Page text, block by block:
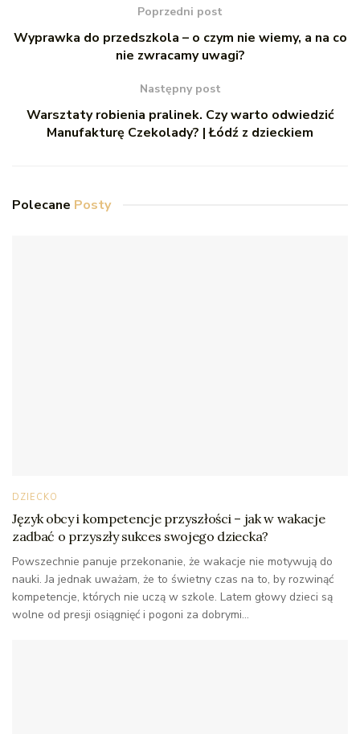
Poprzedni post
Wyprawka do przedszkola – o czym nie wiemy, a na co
nie zwracamy uwagi?
Następny post
Warsztaty robienia pralinek. Czy warto odwiedzić
Manufakturę Czekolady? | Łódź z dzieckiem
Polecane Posty
DZIECKO
Język obcy i kompetencje przyszłości – jak w wakacje
zadbać o przyszły sukces swojego dziecka?
Powszechnie panuje przekonanie, że wakacje nie motywują do
nauki. Ja jednak uważam, że to świetny czas na to, by rozwinąć
kompetencje, których nie uczą w szkole. Latem głowy dzieci są
wolne od presji osiągnięć i pogoni za dobrymi...